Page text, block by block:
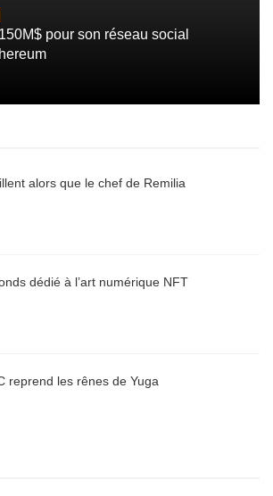
pour son réseau social
alors que le chef de Remilia
dédié à l’art numérique NFT
reprend les rênes de Yuga